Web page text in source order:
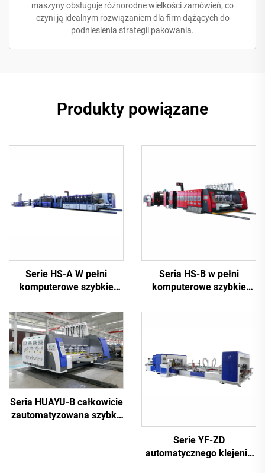
maszyny obsługuje różnorodne wielkości zamówień, co
czyni ją idealnym rozwiązaniem dla firm dążących do
podniesienia strategii pakowania.
Produkty powiązane
Serie HS-A W pełni
komputerowe szybkie
maszyną do
automatycznego
pakowania
Seria HS-B w pełni
komputerowe szybkie
maszyną do
Seria HUAYU-B całkowicie
zautomatyzowana szybka
Serie YF-ZD
automatycznego klejenia